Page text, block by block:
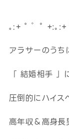
｡:+ ﾟ ゜ﾟ +:｡
アラサーのうち
「 結婚相手
圧倒的にハイス
高年収＆高身長